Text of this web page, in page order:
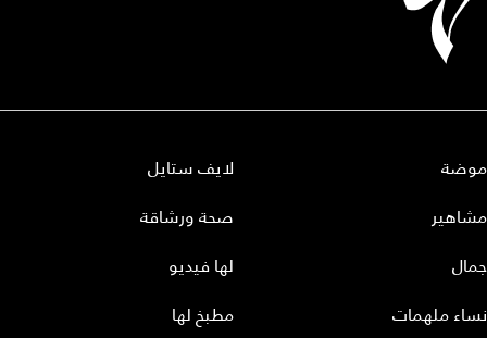
موضة
مشاهير
جمال
نساء ملهمات
لايف ستايل
صحة ورشاقة
لها فيديو
مطبخ لها